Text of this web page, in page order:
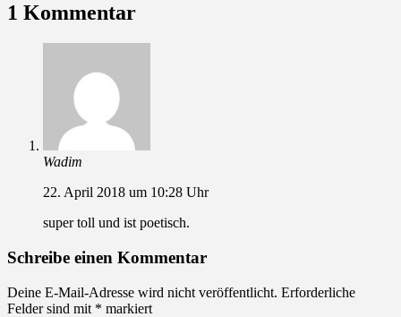
1 Kommentar
Wadim
22. April 2018 um 10:28 Uhr
super toll und ist poetisch.
Schreibe einen Kommentar
Deine E-Mail-Adresse wird nicht veröffentlicht. Erforderliche
Felder sind mit * markiert